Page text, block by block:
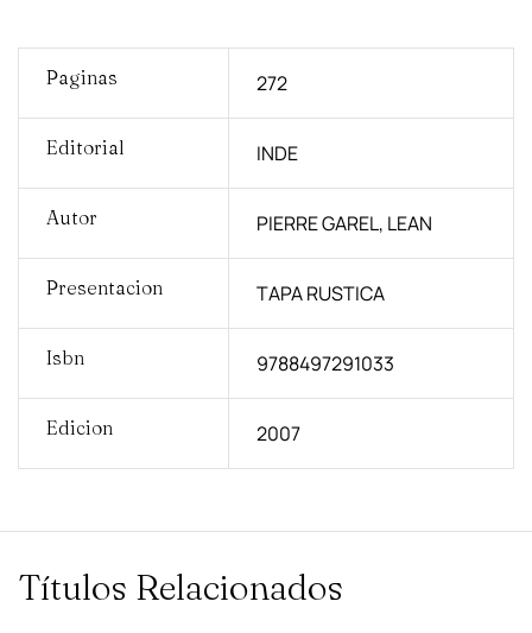
Paginas 272
Editorial INDE
Autor PIERRE GAREL, LEAN
Presentacion TAPA RUSTICA
Isbn 9788497291033
Edicion 2007
Títulos Relacionados